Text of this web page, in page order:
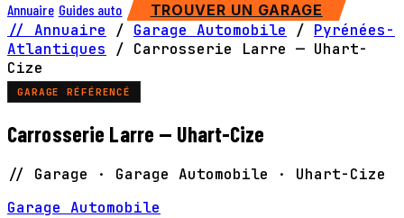
Annuaire Guides auto TROUVER UN GARAGE
// Annuaire / Garage Automobile / Pyrénées-
Atlantiques
/ Carrosserie Larre — Uhart-
Cize
GARAGE RÉFÉRENCÉ
Carrosserie Larre — Uhart-Cize
// Garage · Garage Automobile · Uhart-Cize
Garage Automobile